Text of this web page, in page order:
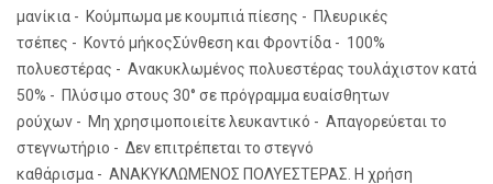
μανίκια - Κούμπωμα με κουμπιά πίεσης - Πλευρικές
τσέπες - Κοντό μήκοςΣύνθεση και Φροντίδα - 100%
πολυεστέρας - Ανακυκλωμένος πολυεστέρας τουλάχιστον κατά
50% - Πλύσιμο στους 30° σε πρόγραμμα ευαίσθητων
ρούχων - Μη χρησιμοποιείτε λευκαντικό - Απαγορεύεται το
στεγνωτήριο - Δεν επιτρέπεται το στεγνό
καθάρισμα - ΑΝΑΚΥΚΛΩΜΕΝΟΣ ΠΟΛΥΕΣΤΕΡΑΣ. Η χρήση